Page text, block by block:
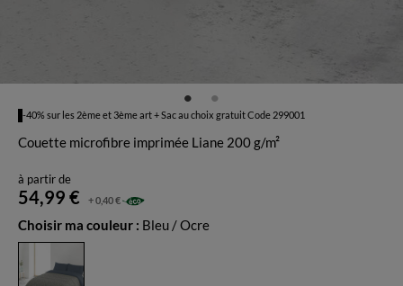
-40% sur les 2ème et 3ème art + Sac au choix gratuit Code 299001
Couette microfibre imprimée Liane 200 g/m²
à partir de
54,99 € + 0,40 €
Choisir ma couleur : Bleu / Ocre